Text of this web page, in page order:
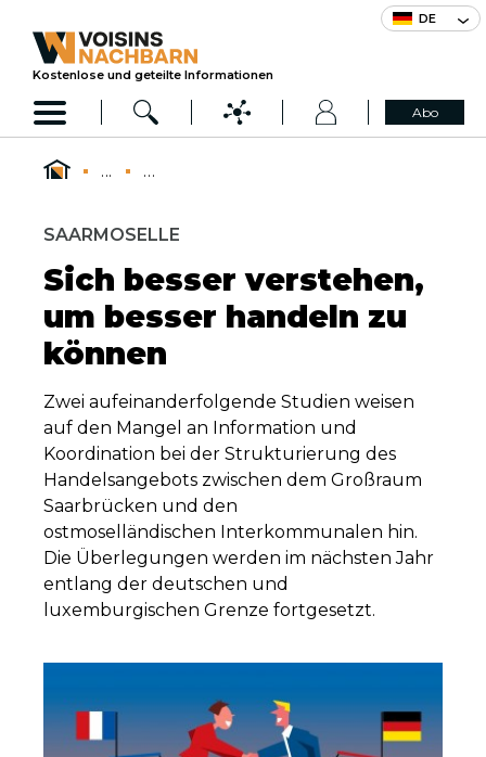
DE
Kostenlose und geteilte Informationen
Abo
... ...
SAARMOSELLE
Sich besser verstehen,
um besser handeln zu
können
Zwei aufeinanderfolgende Studien weisen
auf den Mangel an Information und
Koordination bei der Strukturierung des
Handelsangebots zwischen dem Großraum
Saarbrücken und den
ostmoselländischen Interkommunalen hin.
Die Überlegungen werden im nächsten Jahr
entlang der deutschen und
luxemburgischen Grenze fortgesetzt.